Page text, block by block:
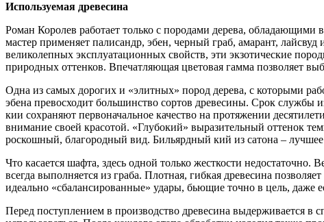
Используемая древесина
Роман Королев работает только с породами дерева,
мастер применяет палисандр, эбен, черный граб, амарант,
великолепных эксплуатационных свойств, эти экзотические
природных оттенков. Впечатляющая цветовая гамма позволяет
Одна из самых дорогих и «элитных» пород дерева, с которыми
эбена превосходит большинство сортов древесины. Срок службы
кии сохраняют первоначальное качество на протяжении
внимание своей красотой. «Глубокий» выразительный оттенок
роскошный, благородный вид. Бильярдный кий из сатона – лучшее
Что касается шафта, здесь одной только жесткости
всегда выполняется из граба. Плотная, гибкая древесина
идеально «сбалансированные» удары, бьющие точно в цель, даже
Перед поступлением в производство древесина выдерживается в